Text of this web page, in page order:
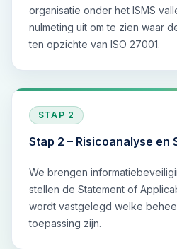
organisatie onder het ISMS
nulmeting uit om te zien waar
ten opzichte van ISO 27001.
STAP 2
Stap 2 – Risicoanalyse en
We brengen
stellen de Statement of
wordt vastgelegd welke
toepassing zijn.